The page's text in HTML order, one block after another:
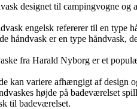
designet til campingvogne
engelsk refererer til en type
håndvask er en type
fra Harald Nyborg er et
kan variere afhængigt af design
højde på badeværelset
til badeværelset.